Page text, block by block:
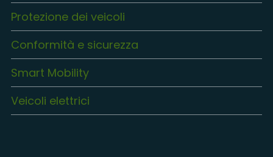
Protezione dei veicoli
Conformità e sicurezza
Smart Mobility
Veicoli elettrici